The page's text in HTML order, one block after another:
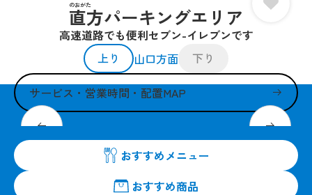
直方パーキングエリア
のおがた
高速道路でも便利セブン-イレブンです
上り
山口方面 下り
サービス・営業時間・配置MAP
皆さまのお越しを24時間営業でお待ちしています。
おすすめメニュー
おすすめ商品